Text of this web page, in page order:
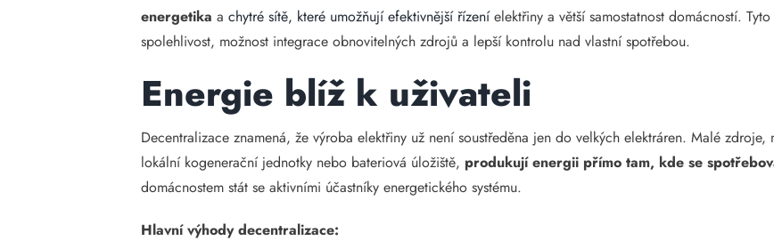
energetika achytré sítě, které umožňují efektivnější řízeníelektřiny a větší samostatnost domácností.
spolehlivost, možnost integrace obnovitelných zdrojů a lepší kontrolu nad vlastní spotřebou.
Energie blíž k uživateli
Decentralizace znamená, že výroba elektřiny už není soustředěna jen do velkých elektráren. Malé
lokální kogenerační jednotky nebo bateriová úložiště, produkují energii přímo tam, kde se
domácnostem stát se aktivními účastníky energetického systému.
Hlavní výhody decentralizace: